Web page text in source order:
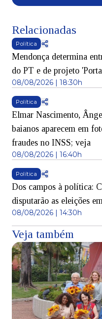
Relacionadas
Política
Mendonça determina
do PT e de projeto
08/08/2026 | 18:30h
Política
Elmar Nascimento,
baianos aparecem em
fraudes no INSS; veja
08/08/2026 | 16:40h
Política
Dos campos à política:
disputarão as eleições
08/08/2026 | 14:30h
Veja também